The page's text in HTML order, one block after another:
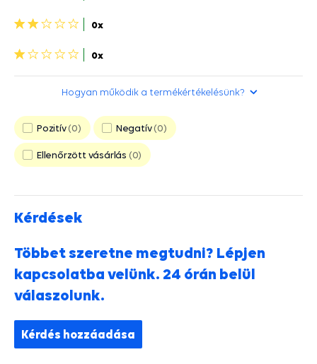
2
0x
1
0x
Hogyan működik a termékértékelésünk?
Pozitív 0 Negatív 0
Ellenőrzött vásárlás 0
Kérdések
Többet szeretne megtudni? Lépjen
kapcsolatba velünk. 24 órán belül
válaszolunk.
Kérdés hozzáadása